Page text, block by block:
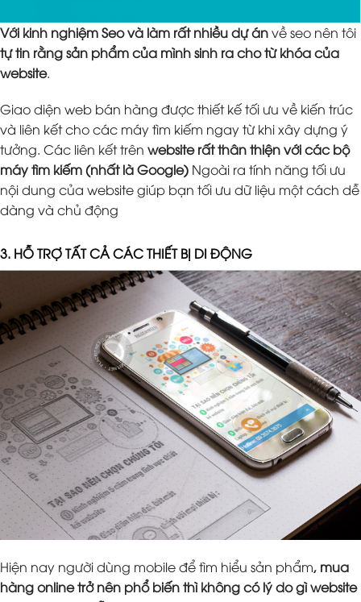
Với kinh nghiệm Seo và làm rất nhiều dự ánvề seo nên tôi
tự tin rằng sản phẩm của mình sinh ra cho từ khóa của
website.
Giao diện web bán hàng được thiết kế tối ưu về kiến trúc
và liên kết cho các máy tìm kiếm ngay từ khi xây dựng ý
tưởng. Các liên kết trên website rất thân thiện với các bộ
máy tìm kiếm (nhất là Google) Ngoài ra tính năng tối ưu
nội dung của website giúp bạn tối ưu dữ liệu một cách dễ
dàng và chủ động
3. HỖ TRỢ TẤT CẢ CÁC THIẾT BỊ DI ĐỘNG
Hiện nay người dùng mobile để tìm hiểu sản phẩm, mua
hàng online trở nên phổ biến thì không có lý do gì website